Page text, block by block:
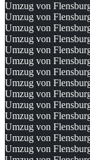
Umzug von
Umzug von
Umzug von
Umzug von
Umzug von
Umzug von
Umzug von
Umzug von
Umzug von
Umzug von
Umzug von
Umzug von
Umzug von
Umzug von